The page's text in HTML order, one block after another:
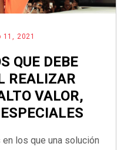
11, 2021
QUE DEBE
REALIZAR
VALOR,
los que una solución